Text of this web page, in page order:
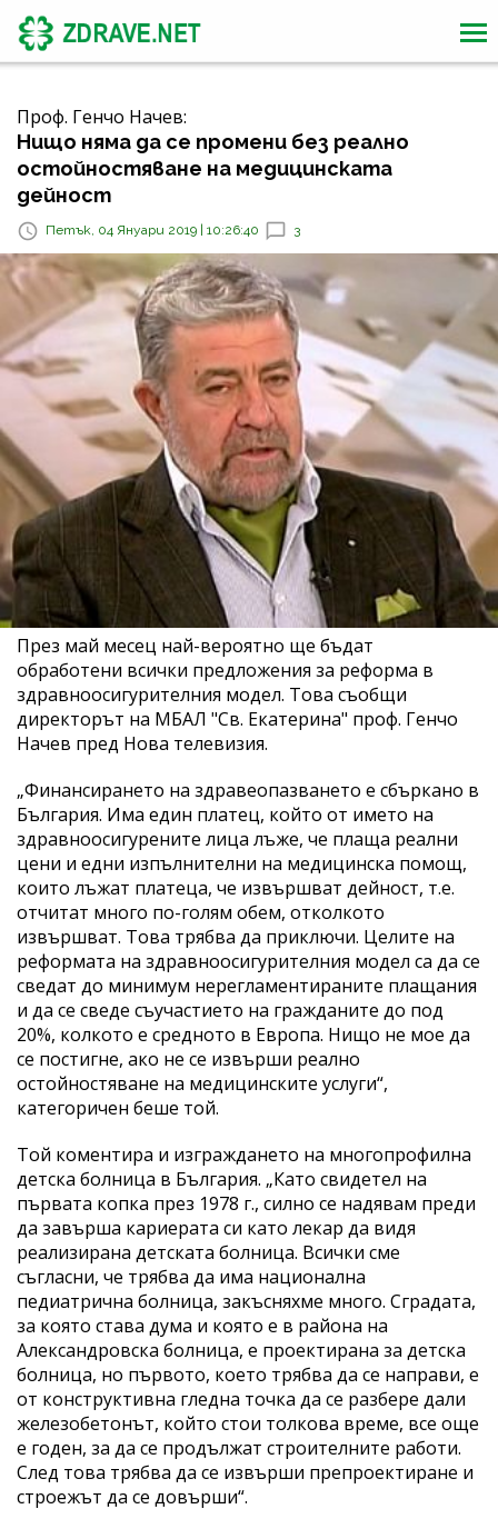
Проф. Генчо Начев:
Нищо няма да се промени без реално
остойностяване на медицинската
дейност
Петък, 04 Януари 2019 | 10:26:40 3
През май месец най-вероятно ще бъдат
обработени всички предложения за реформа в
здравноосигурителния модел. Това съобщи
директорът на МБАЛ "Св. Екатерина" проф. Генчо
Начев пред Нова телевизия.
„Финансирането на здравеопазването е сбъркано в
България. Има един платец, който от името на
здравноосигурените лица лъже, че плаща реални
цени и едни изпълнителни на медицинска помощ,
които лъжат платеца, че извършват дейност, т.е.
отчитат много по-голям обем, отколкото
извършват. Това трябва да приключи. Целите на
реформата на здравноосигурителния модел са да се
сведат до минимум нерегламентираните плащания
и да се сведе съучастието на гражданите до под
20%, колкото е средното в Европа. Нищо не мое да
се постигне, ако не се извърши реално
остойностяване на медицинските услуги“,
категоричен беше той.
Той коментира и изграждането на многопрофилна
детска болница в България. „Като свидетел на
първата копка през 1978 г., силно се надявам преди
да завърша кариерата си като лекар да видя
реализирана детската болница. Всички сме
съгласни, че трябва да има национална
педиатрична болница, закъсняхме много. Сградата,
за която става дума и която е в района на
Александровска болница, е проектирана за детска
болница, но първото, което трябва да се направи, е
от конструктивна гледна точка да се разбере дали
железобетонът, който стои толкова време, все още
е годен, за да се продължат строителните работи.
След това трябва да се извърши препроектиране и
строежът да се довърши“.